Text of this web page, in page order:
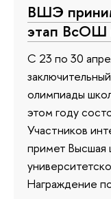
ВШЭ
этап ВсОШ
С 23 по 30
олимпиады
этом году
Участников
примет Высшая
Награждение